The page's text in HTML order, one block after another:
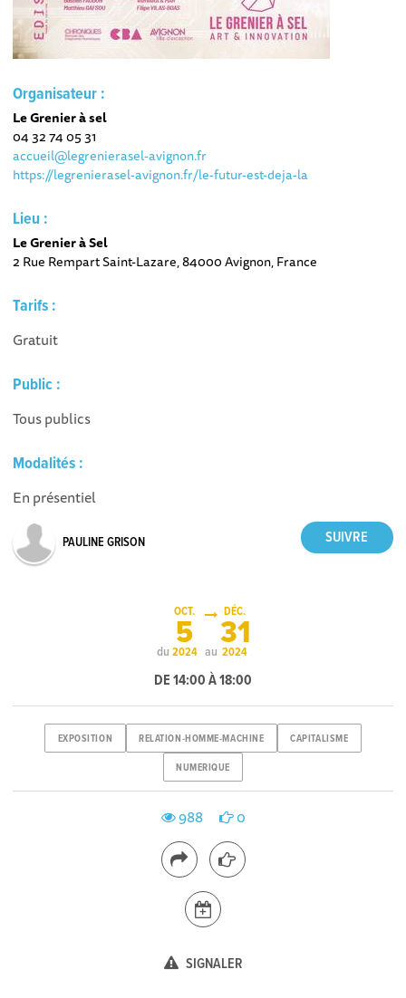
Organisateur :
Le Grenier à sel
04 32 74 05 31
accueil@legrenierasel-avignon.fr
https://legrenierasel-avignon.fr/le-futur-est-deja-la
Lieu :
Le Grenier à Sel
2 Rue Rempart Saint-Lazare, 84000 Avignon, France
Tarifs :
Gratuit
Public :
Tous publics
Modalités :
En présentiel
PAULINE GRISON
du
OCT.
5
2024 au
DÉC.
31
2024
DE 14:00 À 18:00
EXPOSITION RELATION-HOMME-MACHINE CAPITALISME
NUMERIQUE
988 0
SIGNALER